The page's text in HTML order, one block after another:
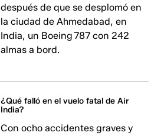
después de que se desplomó en
la ciudad de Ahmedabad, en
India, un Boeing 787 con 242
almas a bord.
¿Qué falló en el vuelo fatal de Air
India?
Con ocho accidentes graves y